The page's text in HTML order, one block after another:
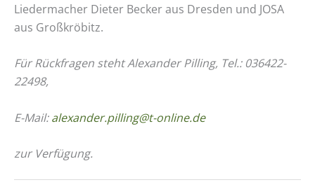
Liedermacher Dieter Becker aus Dresden und JOSA
aus Großkröbitz.
Für Rückfragen steht Alexander Pilling, Tel.: 036422-
22498,
E-Mail:alexander.pilling@t-online.de
zur Verfügung.